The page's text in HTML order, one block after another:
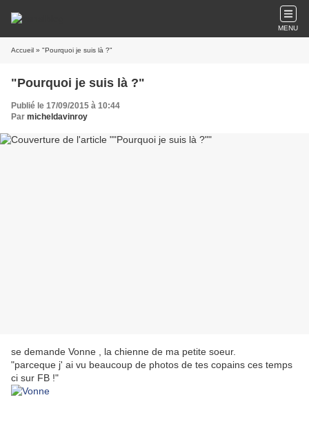
MENU
Accueil » "Pourquoi je suis là ?"
"Pourquoi je suis là ?"
Publié le 17/09/2015 à 10:44
Par micheldavinroy
se demande Vonne , la chienne de ma petite soeur.
"parceque j' ai vu beaucoup de photos de tes copains ces temps
ci sur FB !"